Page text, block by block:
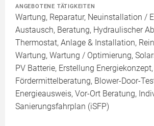
ANGEBOTENE TÄTIGKEITEN
Wartung, Reparatur, Neuinstallation /
Austausch, Beratung, Hydraulischer
Thermostat, Anlage & Installation,
Wartung, Wartung / Optimierung,
PV Batterie, Erstellung Energiekonzept,
Fördermittelberatung, Blower-Door-
Energieausweis, Vor-Ort Beratung,
Sanierungsfahrplan (iSFP)